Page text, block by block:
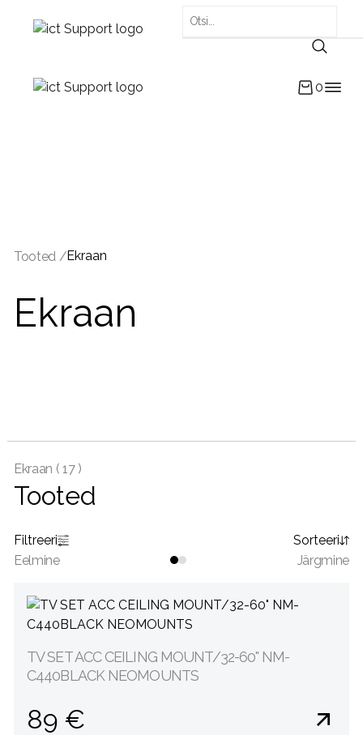
0
Tooted /Ekraan
Ekraan
Ekraan (17 )
Tooted
Filtreeri
Sorteeri
Eelmine
Järgmine
TV SET ACC CEILING MOUNT/32-60" NM-
C440BLACK NEOMOUNTS
89 €